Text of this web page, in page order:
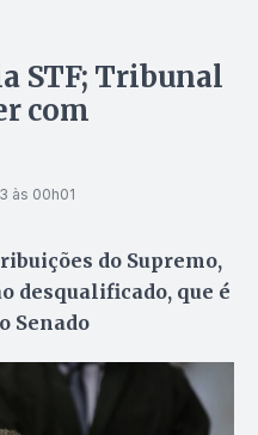
STF; Tribunal
com
às 00h01
do Supremo,
desqualificado, que é
Senado